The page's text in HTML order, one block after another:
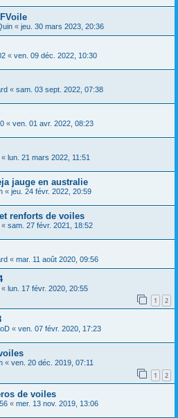
« jeu. 30 mars 2023, 20:36
« ven. 09 déc. 2022, 10:30
« sam. 03 sept. 2022, 07:38
« ven. 01 avr. 2022, 08:23
« lun. 21 mars 2022, 11:51
jauge en australie
« jeu. 24 févr. 2022, 20:59
renforts de voiles
« sam. 27 févr. 2021, 18:52
« mar. 11 août 2020, 09:56
« lun. 17 févr. 2020, 20:55
1 2
« ven. 07 févr. 2020, 17:23
« ven. 20 déc. 2019, 07:11
1 2
de voiles
« mer. 13 nov. 2019, 13:06